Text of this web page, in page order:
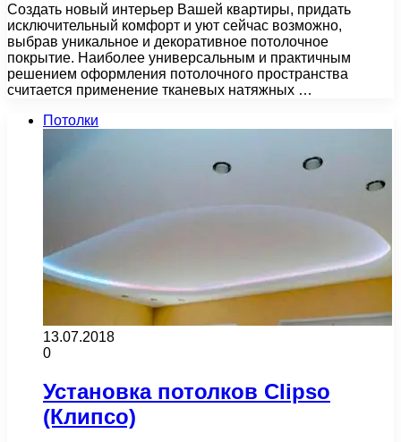
Создать новый интерьер Вашей квартиры, придать
исключительный комфорт и уют сейчас возможно,
выбрав уникальное и декоративное потолочное
покрытие. Наиболее универсальным и практичным
решением оформления потолочного пространства
считается применение тканевых натяжных …
Потолки
13.07.2018
0
Установка потолков Clipso
(Клипсо)